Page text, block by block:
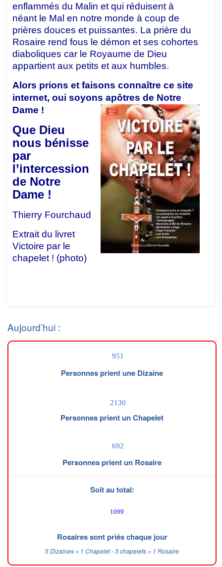
enflammés du Malin et qui réduisent à
néant le Mal en notre monde à coup de
prières douces et puissantes. La prière du
Rosaire rend fous le démon et ses cohortes
diaboliques car le Royaume de Dieu
appartient aux petits et aux humbles.
Alors prions et faisons connaître ce site
internet, oui soyons apôtres de Notre
Dame !
Que Dieu
nous bénisse
par
l’intercession
de Notre
Dame !
Thierry Fourchaud
Extrait du livret
Victoire par le
chapelet ! (photo)
Aujourd’hui :
Personnes prient une Dizaine
Personnes prient un Chapelet
Personnes prient un Rosaire
Soit au total:
Rosaires sont priés chaque jour
5 Dizaines = 1 Chapelet - 3 chapelets = 1 Rosaire